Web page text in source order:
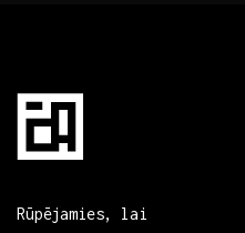
Rūpējamies, lai